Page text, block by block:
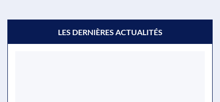
LES DERNIÈRES ACTUALITÉS